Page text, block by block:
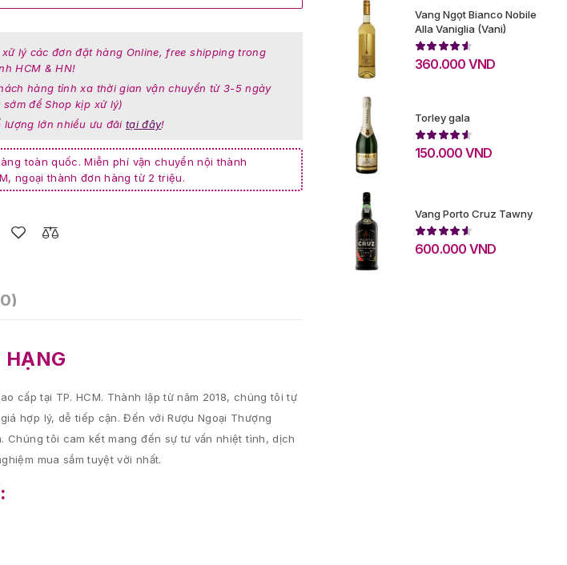
Vang Ngọt Bianco Nobile
Alla Vaniglia (Vani)
360.000 VND
Torley gala
150.000 VND
Vang Porto Cruz Tawny
600.000 VND
lý các đơn đặt hàng Online, free shipping trong
HCM & HN!
hàng tỉnh xa thời gian vận chuyển từ 3-5 ngày
để Shop kịp xử lý)
lượng lớn nhiều ưu đãi tại đây!
toàn quốc. Miễn phí vận chuyển nội thành
ngoại thành đơn hàng từ 2 triệu.
HẠNG
cấp tại TP. HCM. Thành lập từ năm 2018, chúng tôi tự
hợp lý, dễ tiếp cận. Đến với Rượu Ngoại Thượng
Chúng tôi cam kết mang đến sự tư vấn nhiệt tình, dịch
mua sắm tuyệt vời nhất.